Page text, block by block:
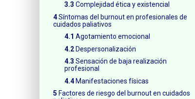
Complejidad ética y existencial
Síntomas del burnout en profesionales de
cuidados paliativos
Agotamiento emocional
Despersonalización
Sensación de baja realización
profesional
Manifestaciones físicas
Factores de riesgo del burnout en cuidados